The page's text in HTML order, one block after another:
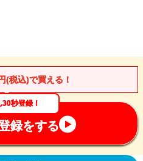
円(税込)で買える！
秒登録！
録をする